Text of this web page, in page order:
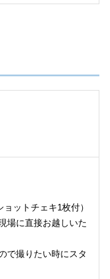
ットチェキ1枚付）
場に直接お越しいた
で撮りたい時にスタ